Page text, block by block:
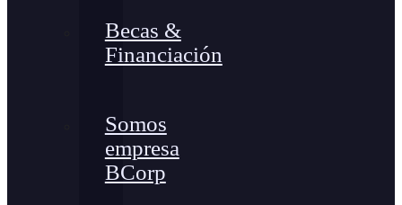
Becas &
Financiación
Somos
empresa
BCorp